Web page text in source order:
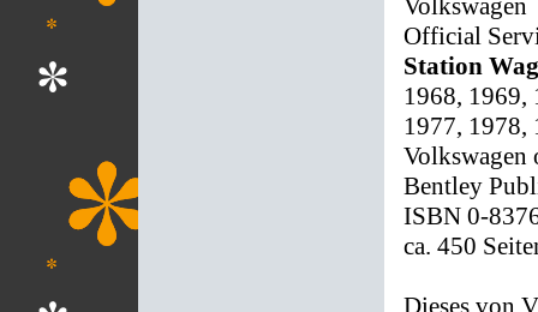
Volkswagen
Official
Station
1968, 1969,
1977, 1978,
Volkswagen
Bentley
ISBN 0-
ca. 450